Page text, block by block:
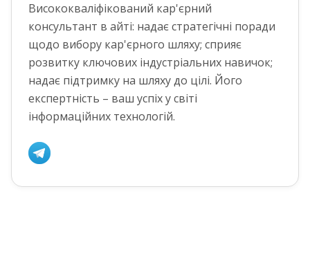
Висококваліфікований кар'єрний
консультант в айті: надає стратегічні поради
щодо вибору кар'єрного шляху; сприяє
розвитку ключових індустріальних навичок;
надає підтримку на шляху до цілі. Його
експертність – ваш успіх у світі
інформаційних технологій.